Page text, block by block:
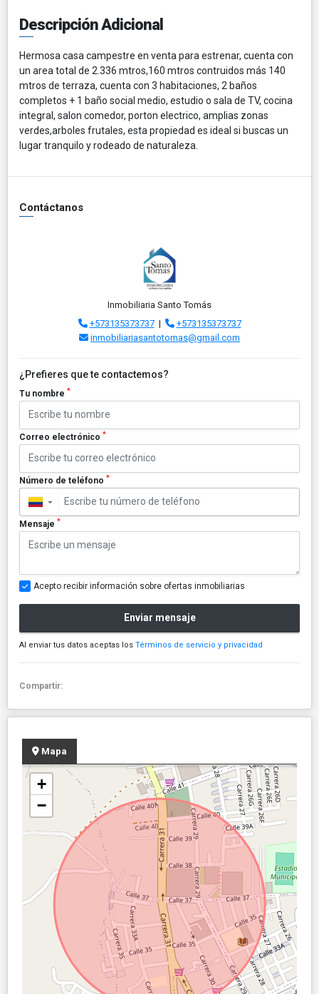
Descripción Adicional
Hermosa casa campestre en venta para estrenar, cuenta con
un area total de 2.336 mtros,160 mtros contruidos más 140
mtros de terraza, cuenta con 3 habitaciones, 2 baños
completos + 1 baño social medio, estudio o sala de TV, cocina
integral, salon comedor, porton electrico, amplias zonas
verdes,arboles frutales, esta propiedad es ideal si buscas un
lugar tranquilo y rodeado de naturaleza.
Contáctanos
Inmobiliaria Santo Tomás
+573135373737|
+573135373737
inmobiliariasantotomas@gmail.com
¿Prefieres que te contactemos?
Tu nombre *
Correo electrónico *
Número de teléfono *
▼
Mensaje *
Acepto recibir información sobre ofertas inmobiliarias
Enviar mensaje
Al enviar tus datos aceptas los Términos de servicio y privacidad
Compartir:
Mapa
+
−